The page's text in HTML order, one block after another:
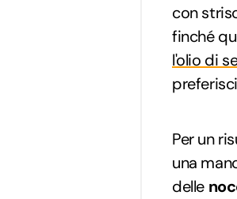
con
finché
l'olio di
Per un
una
delle